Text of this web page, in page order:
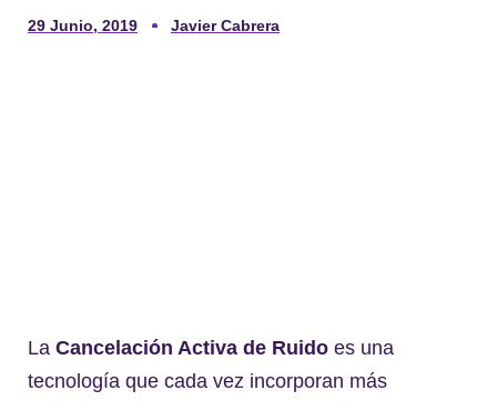
29 Junio, 2019 Javier Cabrera
La Cancelación Activa de Ruido es una
tecnología que cada vez incorporan más